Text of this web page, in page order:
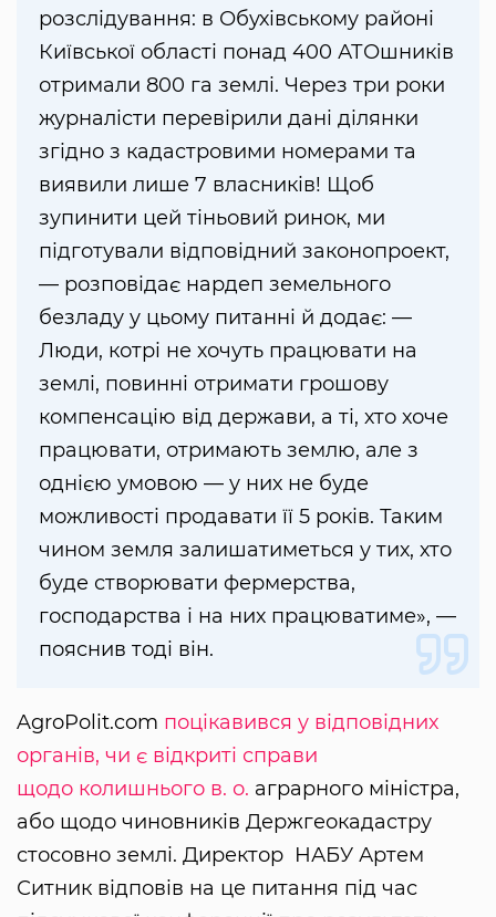
розслідування: в Обухівському районі
Київської області понад 400 АТОшників
отримали 800 га землі. Через три роки
журналісти перевірили дані ділянки
згідно з кадастровими номерами та
виявили лише 7 власників! Щоб
зупинити цей тіньовий ринок, ми
підготували відповідний законопроект,
— розповідає нардеп земельного
безладу у цьому питанні й додає: —
Люди, котрі не хочуть працювати на
землі, повинні отримати грошову
компенсацію від держави, а ті, хто хоче
працювати, отримають землю, але з
однією умовою — у них не буде
можливості продавати її 5 років. Таким
чином земля залишатиметься у тих, хто
буде створювати фермерства,
господарства і на них працюватиме», —
пояснив тоді він.
AgroPolit.com поцікавився у відповідних
органів, чи є відкриті справи
щодо колишнього в. о. аграрного міністра,
або щодо чиновників Держгеокадастру
стосовно землі. Директор НАБУ Артем
Ситник відповів на це питання під час